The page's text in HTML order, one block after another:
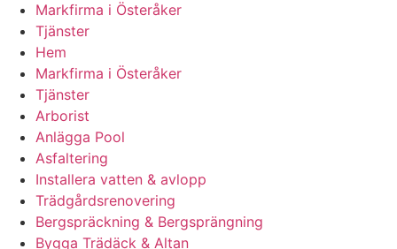
Markfirma i Österåker
Tjänster
Hem
Markfirma i Österåker
Tjänster
Arborist
Anlägga Pool
Asfaltering
Installera vatten & avlopp
Trädgårdsrenovering
Bergspräckning & Bergsprängning
Bygga Trädäck & Altan